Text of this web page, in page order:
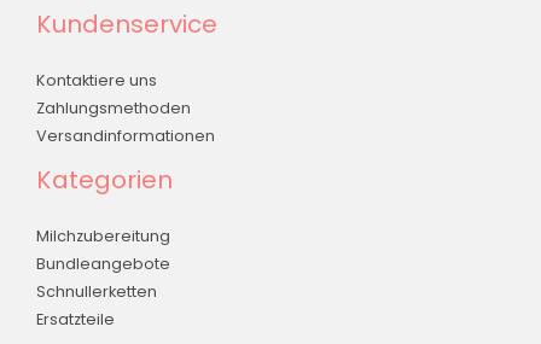
Kundenservice
Kontaktiere uns
Zahlungsmethoden
Versandinformationen
Kategorien
Milchzubereitung
Bundleangebote
Schnullerketten
Ersatzteile